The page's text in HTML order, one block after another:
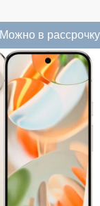
Можно в рассрочку